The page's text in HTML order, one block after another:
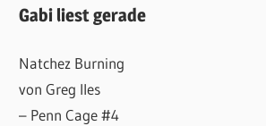
Gabi liest gerade
Natchez Burning
von Greg Iles
– Penn Cage #4